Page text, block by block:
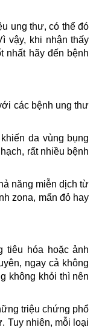
ung thư, có thể đó
vậy, khi nhận thấy
nhất hãy đến bệnh
các bệnh ung thư
da vùng bụng
rất nhiều bệnh
năng miễn dịch từ
zona, mẩn đỏ hay
tiêu hóa hoặc ảnh
ngay cả không
không khỏi thì nên
triệu chứng phổ
Tuy nhiên, mỗi loại